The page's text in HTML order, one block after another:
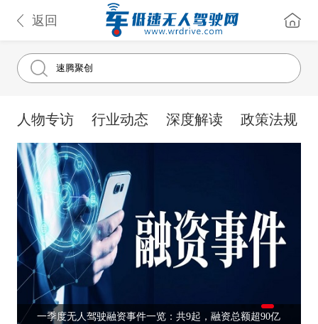
返回
人物专访 行业动态 深度解读 政策法规
一季度无人驾驶融资事件一览：共9起，融资总额超90亿